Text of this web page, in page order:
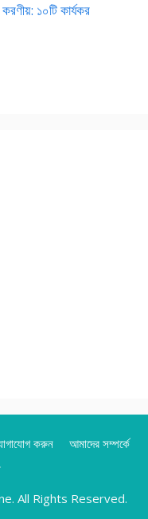
১০টি কার্যকর
করুন
আমাদের সম্পর্কে
All Rights Reserved.